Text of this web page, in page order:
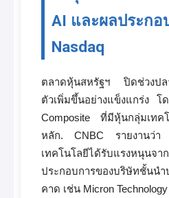
AI และผลประก
Nasdaq
ตลาดหุ้นสหรัฐฯ ปิดช่วงปล
ตัวเพิ่มขึ้นอย่างแข็งแกร่ง โ
Composite ที่มีหุ้นกลุ่มเทค
หลัก. CNBC รายงานว่า
เทคโนโลยีได้รับแรงหนุน
ประกอบการของบริษัทชั้นนำ
คาด เช่น Micron